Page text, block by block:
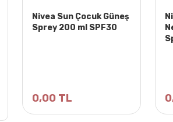
Nivea Sun Çocuk Güneş
Sprey 200 ml SPF30
0,00 TL